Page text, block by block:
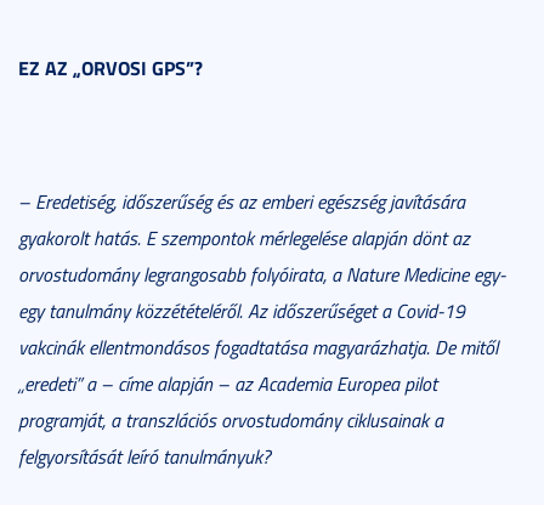
EZ AZ „ORVOSI GPS”?
– Eredetiség, időszerűség és az emberi egészség javítására
gyakorolt hatás. E szempontok mérlegelése alapján dönt az
orvostudomány legrangosabb folyóirata, a Nature Medicine egy-
egy tanulmány közzétételéről. Az időszerűséget a Covid-19
vakcinák ellentmondásos fogadtatása magyarázhatja. De mitől
„eredeti” a – címe alapján – az Academia Europea pilot
programját, a transzlációs orvostudomány ciklusainak a
felgyorsítását leíró tanulmányuk?